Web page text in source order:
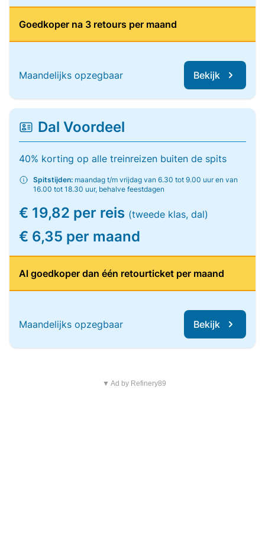
Goedkoper na 3 retours per maand
Maandelijks opzegbaar Bekijk
Dal Voordeel
40% korting op alle treinreizen buiten de spits
Spitstijden: maandag t/m vrijdag van 6.30 tot 9.00 uur en van
16.00 tot 18.30 uur, behalve feestdagen
€ 19,82 per reis (tweede klas, dal)
€ 6,35 per maand
Al goedkoper dan één retourticket per maand
Maandelijks opzegbaar Bekijk
▼ Ad by Refinery89